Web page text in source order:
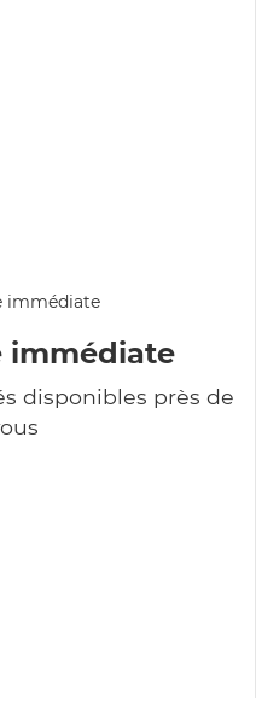
immédiate
disponibles près de